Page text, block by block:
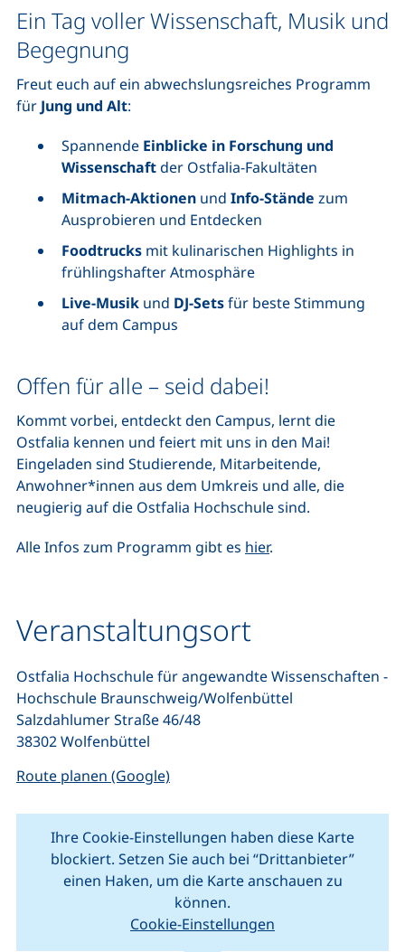
Ein Tag voller Wissenschaft, Musik und
Begegnung
Freut euch auf ein abwechslungsreiches Programm
für Jung und Alt:
Spannende Einblicke in Forschung und
Wissenschaftder Ostfalia-Fakultäten
Mitmach-Aktionen und Info-Stände zum
Ausprobieren und Entdecken
Foodtrucks mit kulinarischen Highlights in
frühlingshafter Atmosphäre
Live-Musik und DJ-Setsfür beste Stimmung
auf dem Campus
Offen für alle – seid dabei!
Kommt vorbei, entdeckt den Campus, lernt die
Ostfalia kennen und feiert mit uns in den Mai!
Eingeladen sind Studierende, Mitarbeitende,
Anwohner*innen aus dem Umkreis und alle, die
neugierig auf die Ostfalia Hochschule sind.
Alle Infos zum Programm gibt es hier.
Veranstaltungsort
Ostfalia Hochschule für angewandte Wissenschaften -
Hochschule Braunschweig/Wolfenbüttel
Salzdahlumer Straße 46/48
38302 Wolfenbüttel
Route planen (Google)(externer Link, öffnet neues
Ihre Cookie-Einstellungen haben diese Karte
blockiert. Setzen Sie auch bei “Drittanbieter”
einen Haken, um die Karte anschauen zu
können.
Cookie-Einstellungen